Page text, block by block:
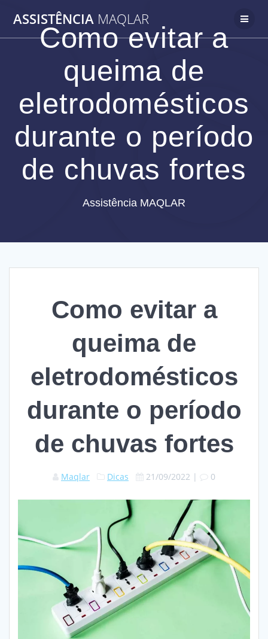
to
content
ASSISTÊNCIA MAQLAR
Como evitar a
queima de
eletrodomésticos
durante o período
de chuvas fortes
Assistência MAQLAR
Como evitar a
queima de
eletrodomésticos
durante o período
de chuvas fortes
Maqlar Dicas 21/09/2022 | 0